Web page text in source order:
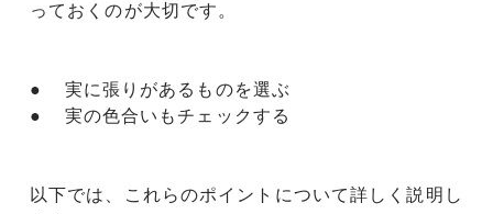
っておくのが大切です。
● 実に張りがあるものを選ぶ
● 実の色合いもチェックする
以下では、これらのポイントについて詳しく説明し